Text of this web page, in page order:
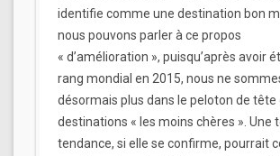
identifie comme une destination bon
nous pouvons parler à ce propos
« d’amélioration », puisqu’après avoir
rang mondial en 2015, nous ne
désormais plus dans le peloton de tête
destinations « les moins chères ». Une
tendance, si elle se confirme, pourrait